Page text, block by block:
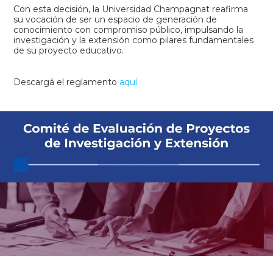
Con esta decisión, la Universidad Champagnat reafirma
su vocación de ser un espacio de generación de
conocimiento con compromiso público, impulsando la
investigación y la extensión como pilares fundamentales
de su proyecto educativo.
Descargá el reglamento aquí